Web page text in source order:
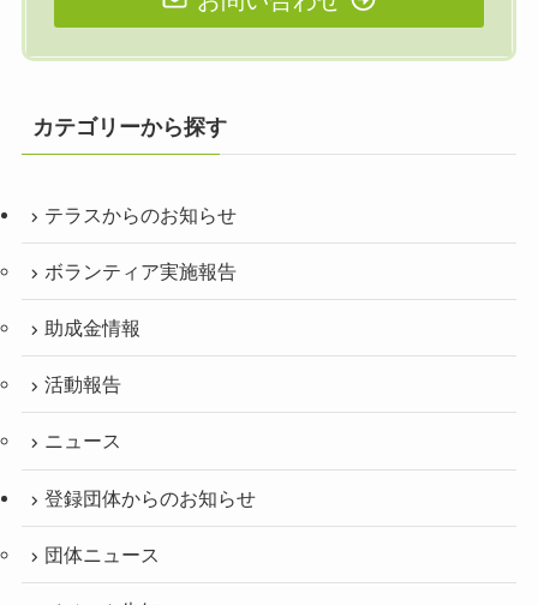
カテゴリーから探す
テラスからのお知らせ
ボランティア実施報告
助成金情報
活動報告
ニュース
登録団体からのお知らせ
団体ニュース